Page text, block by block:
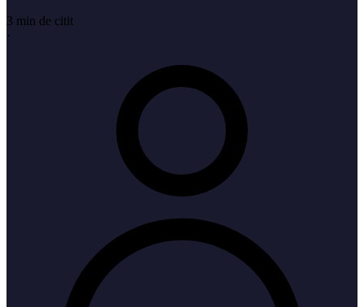
3 min de citit
·